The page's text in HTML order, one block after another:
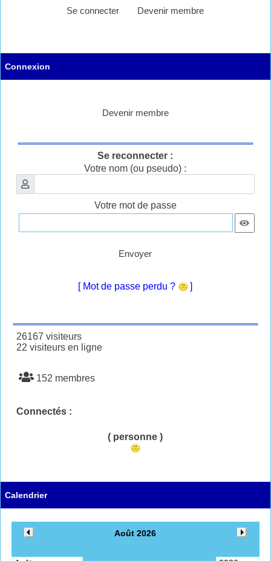
Se connecter Devenir membre
Connexion
Devenir membre
Se reconnecter :
Votre nom (ou pseudo) :
Votre mot de passe
Envoyer
[ Mot de passe perdu ? ]
26167 visiteurs
22 visiteurs en ligne
152 membres
Connectés :
( personne )
Calendrier